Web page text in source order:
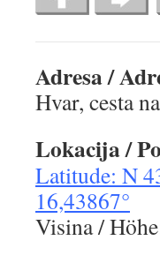
Adresa /
Hvar, cesta
Lokacija/
Latitude: N
16,43867°
Visina /